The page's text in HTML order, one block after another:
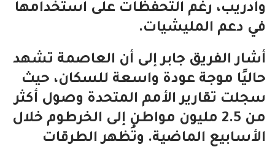
وأدريب، رغم التحفظات على استخدامها
في دعم المليشيات.
أشار الفريق جابر إلى أن العاصمة تشهد
حاليًا موجة عودة واسعة للسكان، حيث
سجلت تقارير الأمم المتحدة وصول أكثر
من 2.5 مليون مواطن إلى الخرطوم خلال
الأسابيع الماضية. وتُظهر الطرقات